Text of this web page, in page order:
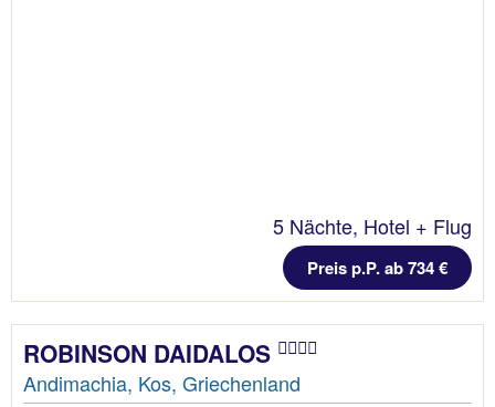
5 Nächte, Hotel + Flug
Preis p.P. ab 734 €
ROBINSON DAIDALOS
Andimachia, Kos, Griechenland